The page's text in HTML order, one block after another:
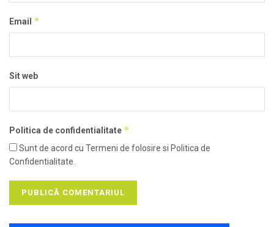
Email *
Sit web
Politica de confidentialitate *
Sunt de acord cu Termeni de folosire si Politica de
Confidentialitate.